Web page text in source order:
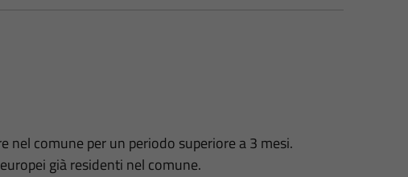
nel comune per un periodo superiore a 3 mesi.
già residenti nel comune.